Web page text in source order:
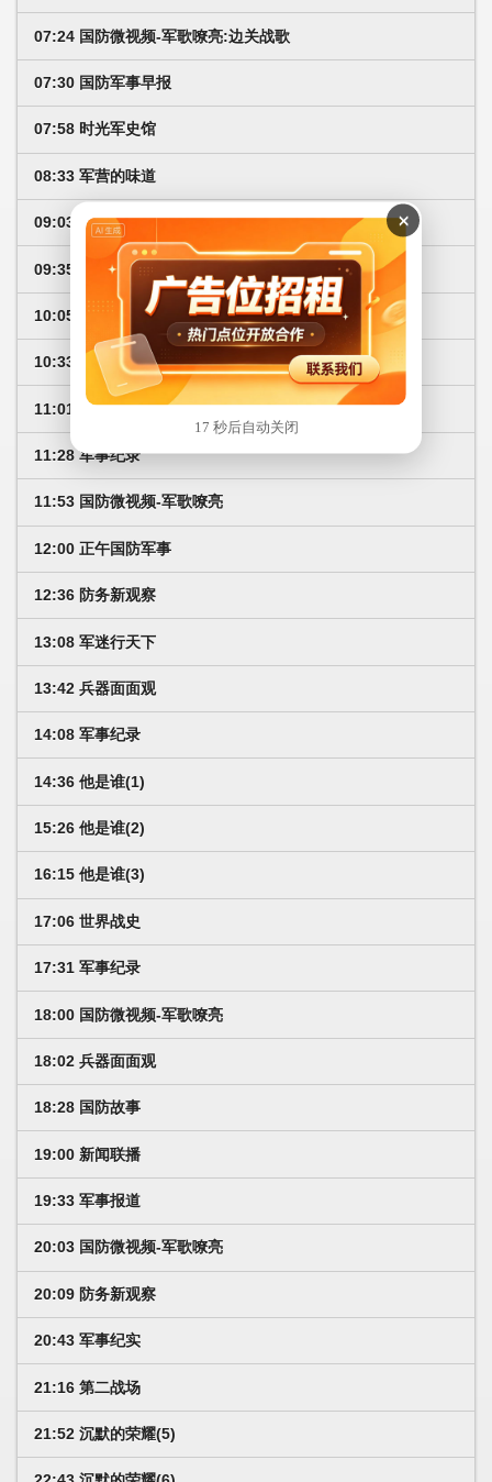
07:24 国防微视频-军歌嘹亮:边关战歌
07:30 国防军事早报
07:58 时光军史馆
08:33 军营的味道
09:03 防务新观察
09:35 军事纪实
10:05 兵器面面观
10:33 世界战史
11:01 国防故事
11:28 军事纪录
11:53 国防微视频-军歌嘹亮
12:00 正午国防军事
12:36 防务新观察
13:08 军迷行天下
13:42 兵器面面观
14:08 军事纪录
14:36 他是谁(1)
15:26 他是谁(2)
16:15 他是谁(3)
17:06 世界战史
17:31 军事纪录
18:00 国防微视频-军歌嘹亮
18:02 兵器面面观
18:28 国防故事
19:00 新闻联播
19:33 军事报道
20:03 国防微视频-军歌嘹亮
20:09 防务新观察
20:43 军事纪实
21:16 第二战场
21:52 沉默的荣耀(5)
×
17 秒后自动关闭